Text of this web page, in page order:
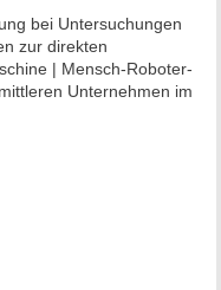
bei Untersuchungen
zur direkten
| Mensch-Roboter-
Unternehmen im